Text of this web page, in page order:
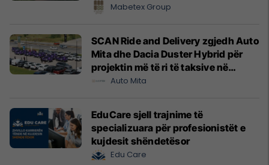
Mabetex Group
SCAN Ride and Delivery zgjedh Auto
Mita dhe Dacia Duster Hybrid për
projektin më të ri të taksive në
Prishtinë
Auto Mita
EduCare sjell trajnime të
specializuara për profesionistët e
kujdesit shëndetësor
Edu Care